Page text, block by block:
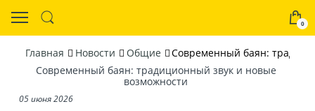
0
Главная Новости Общие
Современный баян:
Современный баян: традиционный звук и новые
возможности
05 июня 2026